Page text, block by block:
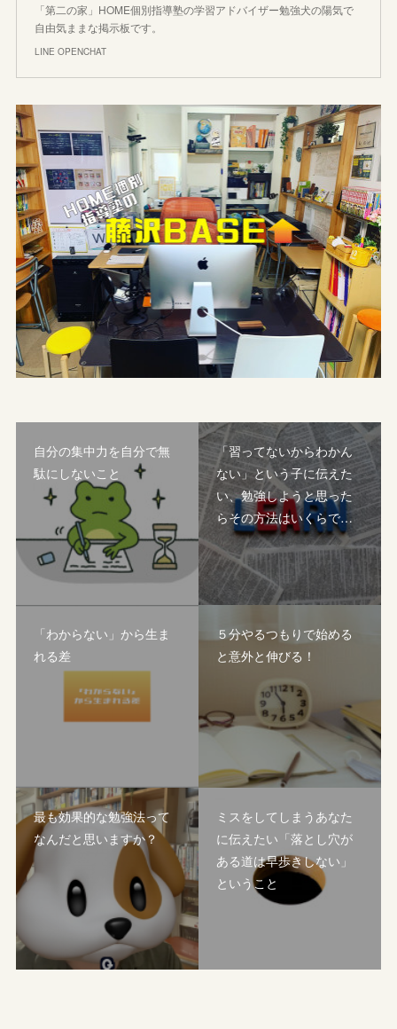
「第二の家」HOME個別指導塾の学習アドバイザー勉強犬の陽気で
自由気ままな掲示板です。
LINE OPENCHAT
自分の集中力を自分で無
駄にしないこと
「習ってないからわかん
ない」という子に伝えた
い、勉強しようと思った
らその方法はいくらで…
「わからない」から生ま
れる差
５分やるつもりで始める
と意外と伸びる！
最も効果的な勉強法って
なんだと思いますか？
ミスをしてしまうあなた
に伝えたい「落とし穴が
ある道は早歩きしない」
ということ